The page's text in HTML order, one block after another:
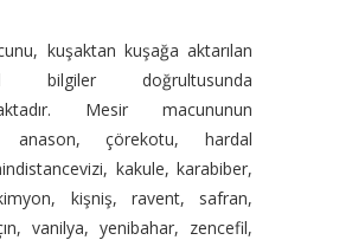
kuşaktan kuşağa aktarılan
bilgiler doğrultusunda
Mesir macununun
anason, çörekotu, hardal
kakule, karabiber,
kişniş, ravent, safran,
vanilya, yenibahar, zencefil,